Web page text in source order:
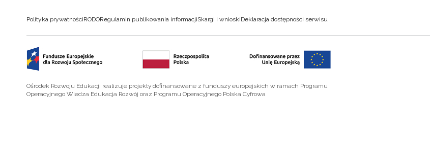
Polityka prywatnościRODORegulamin publikowania informacjiSkargi i wnioskiDeklaracja dostępności serwisu
Ośrodek Rozwoju Edukacji realizuje projekty dofinansowane z funduszy europejskich w ramach Programu
Operacyjnego Wiedza Edukacja Rozwój oraz Programu Operacyjnego Polska Cyfrowa